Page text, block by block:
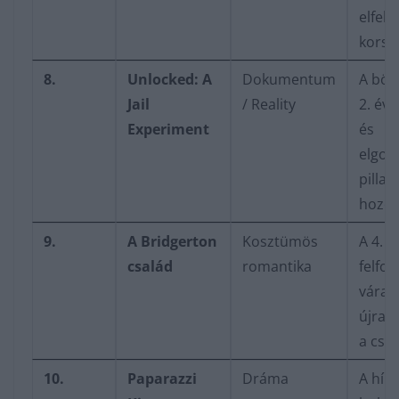
8.
Unlocked: A
Jail
Experiment
Dokumentum
/ Reality
A
2.
és
9.
A Bridgerton
család
Kosztümös
romantika
A 4.
újra
a
10.
Paparazzi
Dráma
A